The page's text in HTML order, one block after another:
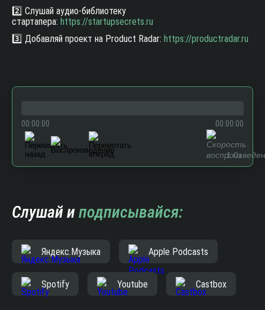
2️⃣ Слушай аудио-библиотеку
стартапера: https://startupsecrets.ru
3️⃣ Добавляй проект на Product Radar: https://productradar.ru
00:00:00 00:00:00
1.0x
Слушай иподписывайся:
Яндекс.Музыка Apple Podcasts
Spotify Youtube Castbox